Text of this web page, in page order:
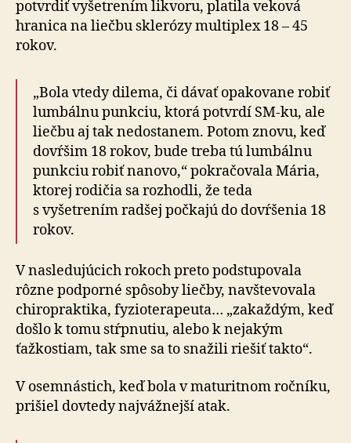
potvrdiť vyšetrením likvoru, platila veková
hranica na liečbu sklerózy multiplex 18 – 45
rokov.
„Bola vtedy dilema, či dávať opakovane robiť
lumbálnu punkciu, ktorá potvrdí SM-ku, ale
liečbu aj tak nedostanem. Potom znovu, keď
dovŕšim 18 rokov, bude treba tú lumbálnu
punkciu robiť nanovo,“ pokračovala Mária,
ktorej rodičia sa rozhodli, že teda
s vyšetrením radšej počkajú do dovŕšenia 18
rokov.
V nasledujúcich rokoch preto podstupovala
rôzne podporné spôsoby liečby, navštevovala
chiropraktika, fyzioterapeuta… „zakaždým, keď
došlo k tomu stŕpnutiu, alebo k nejakým
ťažkostiam, tak sme sa to snažili riešiť takto“.
V osemnástich, keď bola v maturitnom ročníku,
prišiel dovtedy najvážnejší atak.